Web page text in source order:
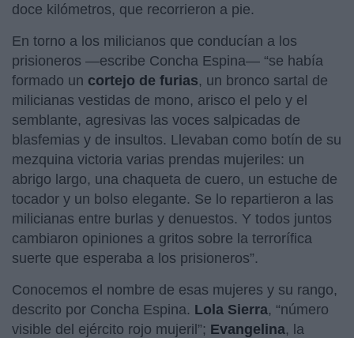
doce kilómetros, que recorrieron a pie.
En torno a los milicianos que conducían a los
prisioneros —escribe Concha Espina— “se había
formado un cortejo de furias, un bronco sartal de
milicianas vestidas de mono, arisco el pelo y el
semblante, agresivas las voces salpicadas de
blasfemias y de insultos. Llevaban como botín de su
mezquina victoria varias prendas mujeriles: un
abrigo largo, una chaqueta de cuero, un estuche de
tocador y un bolso elegante. Se lo repartieron a las
milicianas entre burlas y denuestos. Y todos juntos
cambiaron opiniones a gritos sobre la terrorífica
suerte que esperaba a los prisioneros”.
Conocemos el nombre de esas mujeres y su rango,
descrito por Concha Espina. Lola Sierra, “número
visible del ejército rojo mujeril”; Evangelina, la